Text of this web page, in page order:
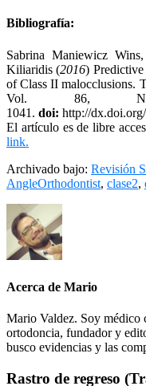
Bibliografía:
Sabrina Maniewicz
Kiliaridis (2016)
of Class II malocclusions.
Vol. 86,
1041. doi: http://
El artículo es de libre
link.
Archivado bajo: Revisión
AngleOrthodontist, clase2,
Acerca de Mario
Mario Valdez. Soy médico
ortodoncia, fundador y
busco evidencias y las
Interacciones
Rastro de regreso